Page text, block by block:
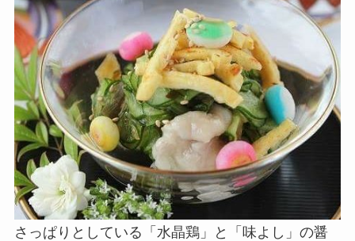
さっぱりとしている「水晶鶏」と「味よし」の醤